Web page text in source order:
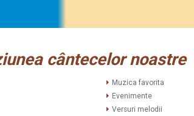
cântecelor noastre
Muzica favorita
Evenimente
Versuri melodii